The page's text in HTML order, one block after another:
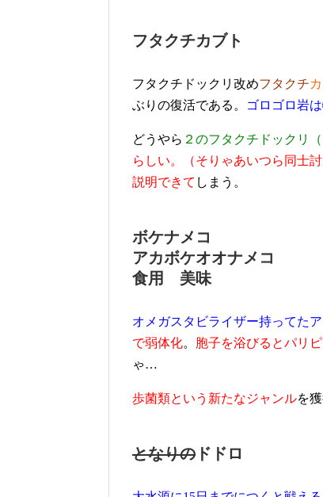
フタクチカブト
フタクチドックリ改めフタクチ
ぶりの復活である。
ゴロゴロ岩は
どうやら ２のフタクチドックリ
らしい。（そりゃあいつら同士
説明できて しまう。
ボケナメコ
アカボケオオナメコ
食用 美味
オメガスタビライザー持ってた
で弱体化。 胞子を浴びるとパリ
ゃ…
歩菌類という新たなジャンルを
となりの ドドロ